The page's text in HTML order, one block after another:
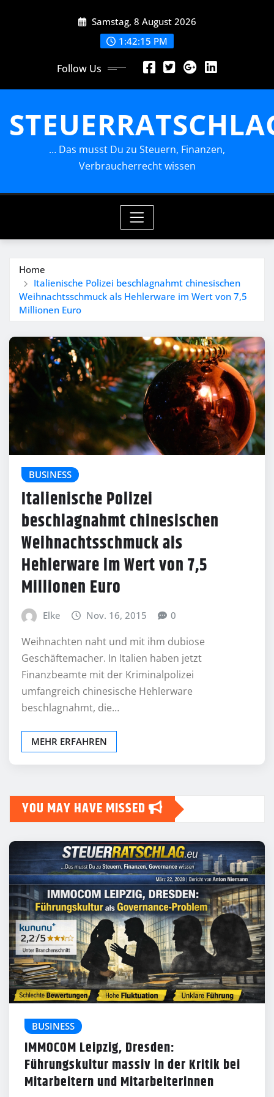
Samstag, 8 August 2026
1:42:16 PM
Follow Us
… Das musst Du zu Steuern, Finanzen,
Verbraucherrecht wissen
Home
Italienische Polizei beschlagnahmt chinesischen
Weihnachtsschmuck als Hehlerware im Wert von 7,5
Millionen Euro
BUSINESS
Italienische Polizei
beschlagnahmt chinesischen
Weihnachtsschmuck als
Hehlerware im Wert von 7,5
Millionen Euro
Elke Nov. 16, 2015 0
Weihnachten naht und mit ihm dubiose
Geschäftemacher. In Italien haben jetzt
Finanzbeamte mit der Kriminalpolizei
umfangreich chinesische Hehlerware
beschlagnahmt, die…
MEHR ERFAHREN
YOU MAY HAVE MISSED
BUSINESS
IMMOCOM Leipzig, Dresden:
Führungskultur massiv in der Kritik bei
Mitarbeitern und Mitarbeiterinnen